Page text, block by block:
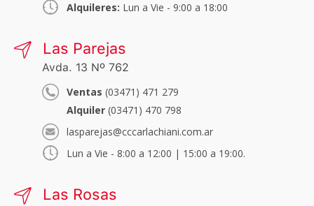
Alquileres: Lun a Vie - 9:00 a 18:00
Las Parejas
Avda. 13 Nº 762
Ventas (03471) 471 279
Alquiler (03471) 470 798
lasparejas@cccarlachiani.com.ar
Lun a Vie - 8:00 a 12:00 | 15:00 a 19:00.
Las Rosas